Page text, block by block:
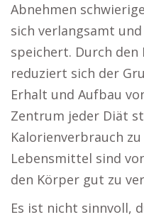
Abnehmen
sich verlangsamt
speichert. Durch den
reduziert sich der
Erhalt und Aufbau
Zentrum jeder Diät
Kalorienverbrauch
Lebensmittel sind
den Körper gut zu
Es ist nicht sinnvoll,